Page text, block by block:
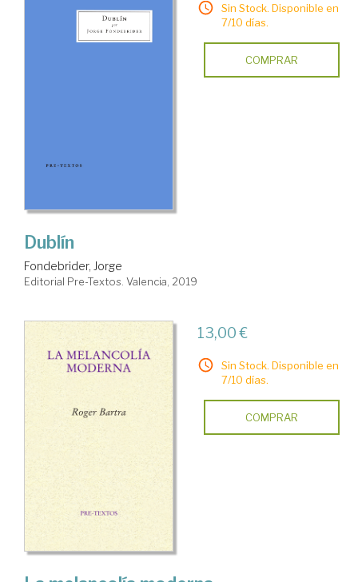
Sin Stock. Disponible en
7/10 días.
COMPRAR
Dublín
Fondebrider, Jorge
Editorial Pre-Textos. Valencia, 2019
13,00 €
Sin Stock. Disponible en
7/10 días.
COMPRAR